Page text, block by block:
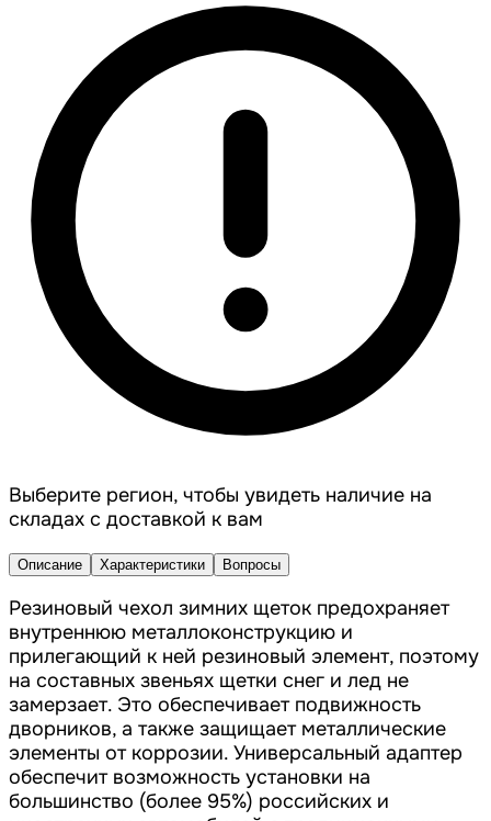
Выберите регион, чтобы увидеть наличие на
складах с доставкой к вам
Описание Характеристики Вопросы
Резиновый чехол зимних щеток предохраняет
внутреннюю металлоконструкцию и
прилегающий к ней резиновый элемент, поэтому
на составных звеньях щетки снег и лед не
замерзает. Это обеспечивает подвижность
дворников, а также защищает металлические
элементы от коррозии. Универсальный адаптер
обеспечит возможность установки на
большинство (более 95%) российских и